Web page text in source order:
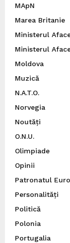
MApN
Marea Britanie
Ministerul
Ministerul
Moldova
Muzică
N.A.T.O.
Norvegia
Noutăți
O.N.U.
Olimpiade
Opinii
Patronatul
Personalități
Politică
Polonia
Portugalia